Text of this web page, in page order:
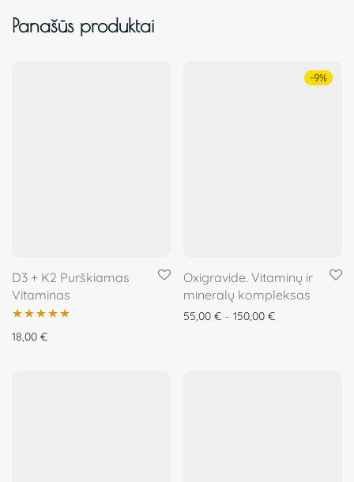
Panašūs produktai
D3 + K2 Purškiamas
Vitaminas
Įvertinimas:
18,00 €
-9%
Oxigravide. Vitaminų ir
mineralų kompleksas
55,00 € – 150,00 €